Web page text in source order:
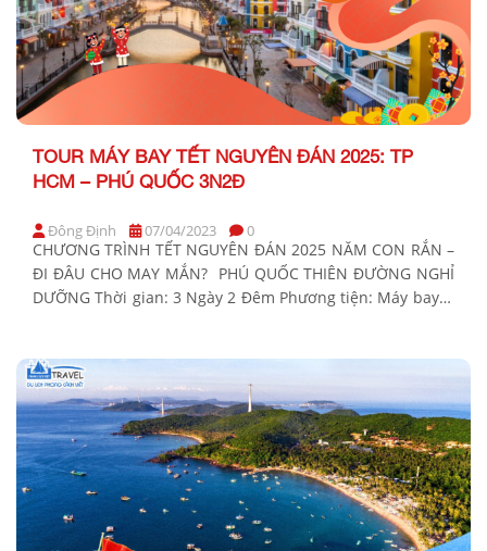
TOUR MÁY BAY TẾT NGUYÊN ĐÁN 2025: TP
HCM – PHÚ QUỐC 3N2Đ
Đông Định 07/04/2023 0
CHƯƠNG TRÌNH TẾT NGUYÊN ĐÁN 2025 NĂM CON RẮN –
ĐI ĐÂU CHO MAY MẮN? PHÚ QUỐC THIÊN ĐƯỜNG NGHỈ
DƯỠNG Thời gian: 3 Ngày 2 Đêm Phương tiện: Máy bay &
THÀNH PHỐ HỒ […]